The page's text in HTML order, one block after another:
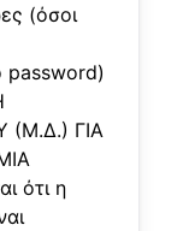
(όσοι
password)
(Μ.Δ.) ΓΙΑ
ότι η